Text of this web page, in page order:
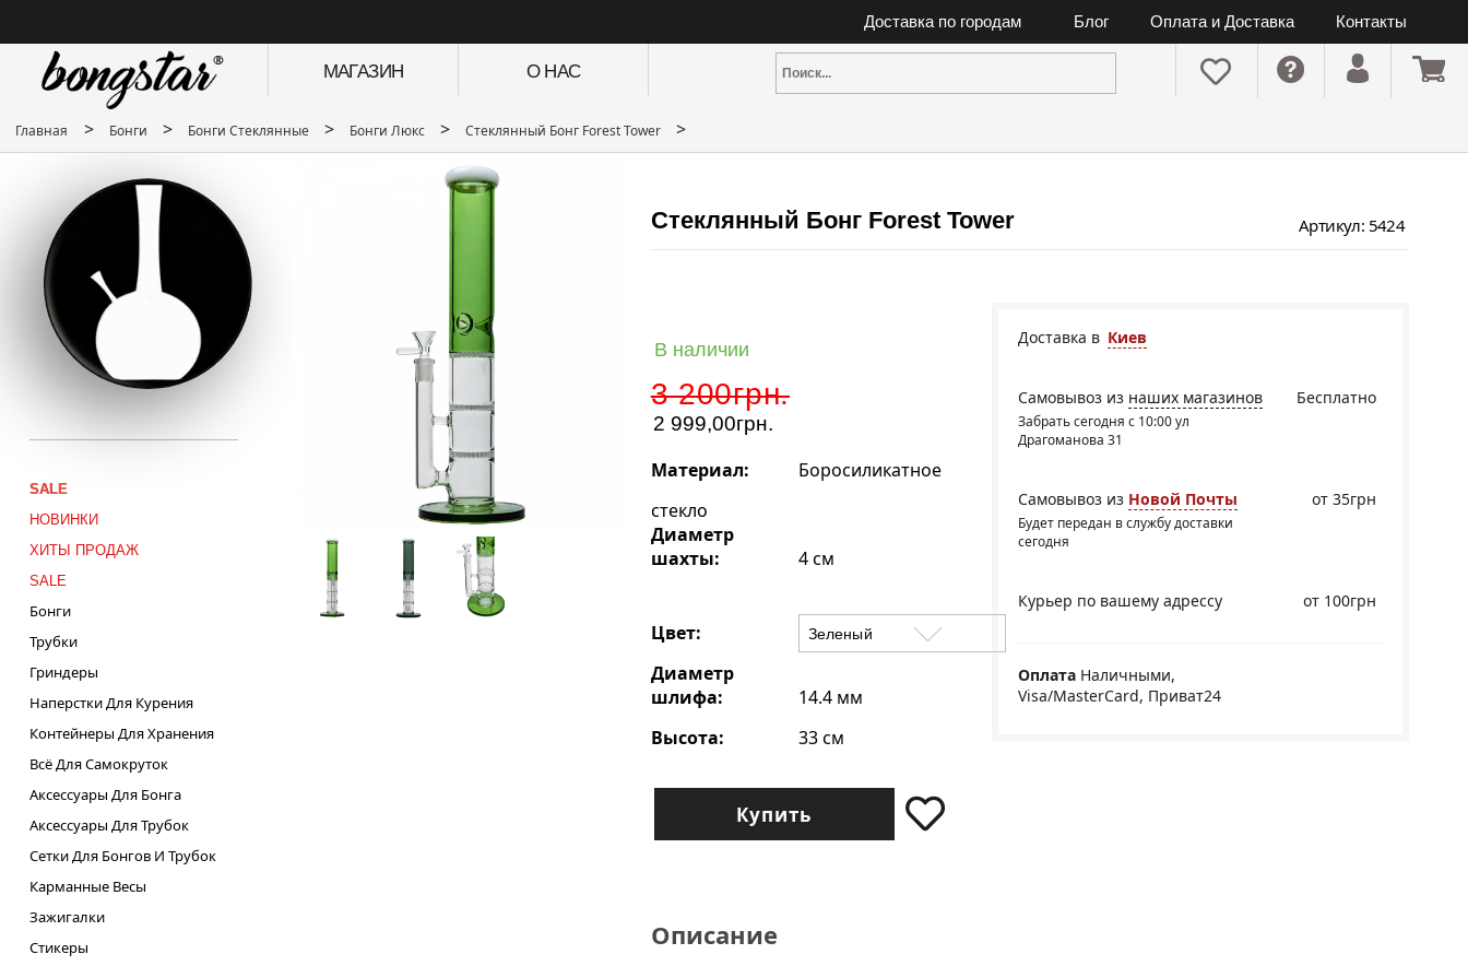
Доставка по городам Блог Оплата и Доставка Контакты
МАГАЗИН О НАС
Главная > Бонги > Бонги Стеклянные > Бонги Люкс > Стеклянный Бонг Forest Tower >
SALE
НОВИНКИ
ХИТЫ ПРОДАЖ
SALE
Бонги
Трубки
Гриндеры
Наперстки Для Курения
Контейнеры Для Хранения
Всё Для Самокруток
Аксессуары Для Бонга
Аксессуары Для Трубок
Сетки Для Бонгов И Трубок
Карманные Весы
Зажигалки
Стикеры
Стеклянный Бонг Forest Tower Артикул: 5424
В наличии
3 200грн.
2 999,00грн.
Материал:
Боросиликатное
стекло
Диаметр
шахты:
4 см
Цвет:
Диаметр
шлифа:
14.4 мм
Высота:
33 см
Купить
Доставка в Киев
Бесплатно
Самовывоз из наших магазинов
Забрать сегодня с 10:00 ул
Драгоманова 31
Самовывоз из Новой Почты
Будет передан в службу доставки
сегодня
от 35грн
Курьер по вашему адрессу от 100грн
Оплата Наличными,
Visa/MasterCard, Приват24
Описание